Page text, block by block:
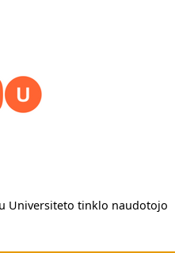
Universiteto tinklo naudotojo